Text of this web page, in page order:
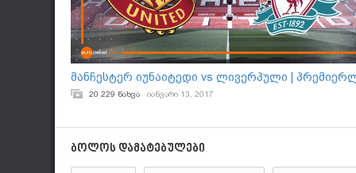
მანჩესტერ იუნაიტედი vs ლივერპული |
20 229 ნახვა იანვარი 13, 2017
ბოლოს დამატებულები